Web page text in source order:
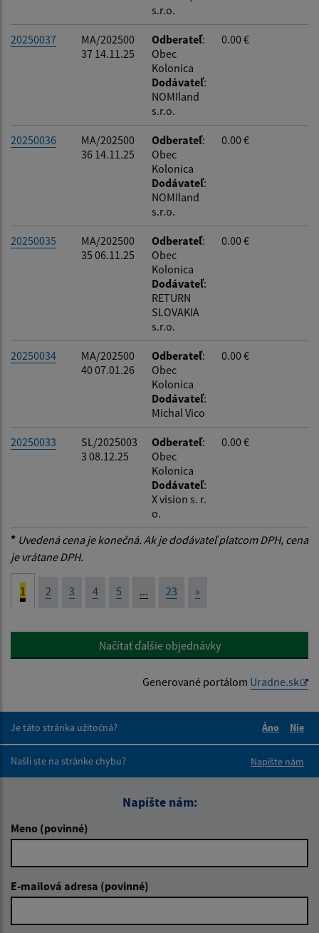
s.r.o.
20250037
MA/202500
37 14.11.25
Odberateľ:
Obec
Kolonica
Dodávateľ:
NOMIland
s.r.o.
0.00 €
20250036
MA/202500
36 14.11.25
Odberateľ:
Obec
Kolonica
Dodávateľ:
NOMIland
s.r.o.
0.00 €
20250035
MA/202500
35 06.11.25
Odberateľ:
Obec
Kolonica
Dodávateľ:
RETURN
SLOVAKIA
s.r.o.
0.00 €
20250034
MA/202500
40 07.01.26
Odberateľ:
Obec
Kolonica
Dodávateľ:
Michal Vico
0.00 €
20250033
SL/2025003
3 08.12.25
Odberateľ:
Obec
Kolonica
Dodávateľ:
X vision s. r.
o.
0.00 €
* Uvedená cena je konečná. Ak je dodávateľ platcom DPH, cena
je vrátane DPH.
1 2 3 4 5 ... 23 »
Načítať ďalšie objednávky
Generované portálom Uradne.sk
Je táto stránka užitočná?
Áno
Nie
Našli ste na stránke chybu?
Napíšte nám
Napíšte nám:
Meno (povinné)
E-mailová adresa (povinné)